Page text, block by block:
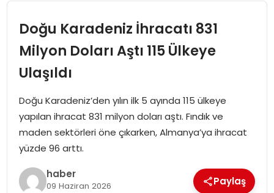
SAĞLIK
EĞITIM
SPOR
EKONOMI
MAGAZIN
Doğu Karadeniz İhracatı 831
Milyon Doları Aştı 115 Ülkeye
Ulaşıldı
Doğu Karadeniz’den yılın ilk 5 ayında 115 ülkeye
yapılan ihracat 831 milyon doları aştı. Fındık ve
maden sektörleri öne çıkarken, Almanya’ya ihracat
yüzde 96 arttı.
haber
09 Haziran 2026 Paylaş